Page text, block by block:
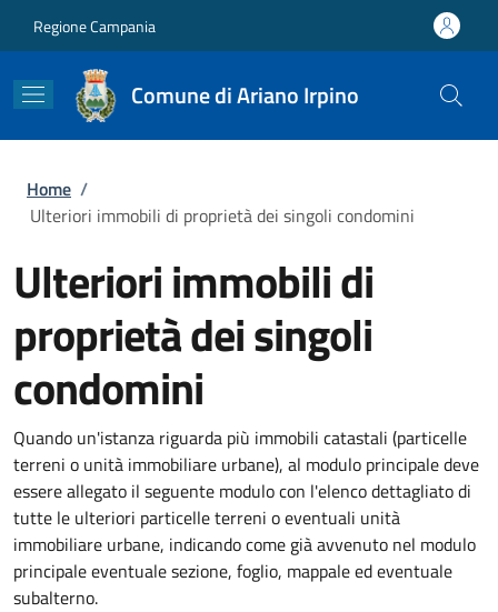
Regione Campania
Comune di Ariano Irpino
Briciole di pane
Home /
Ulteriori immobili di proprietà dei singoli condomini
Ulteriori immobili di
proprietà dei singoli
condomini
Quando un'istanza riguarda più immobili catastali (particelle
terreni o unità immobiliare urbane), al modulo principale deve
essere allegato il seguente modulo con l'elenco dettagliato di
tutte le ulteriori particelle terreni o eventuali unità
immobiliare urbane, indicando come già avvenuto nel modulo
principale eventuale sezione, foglio, mappale ed eventuale
subalterno.